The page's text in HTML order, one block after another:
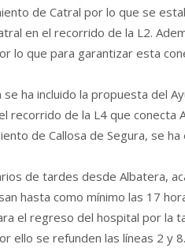
de Catral por lo que se
en el recorrido de la L2.
lo que para garantizar esta
se ha incluido la propuesta del
recorrido de la L4 que conecta
de Callosa de Segura, se
de tardes desde Albatera,
hasta como mínimo las 17
el regreso del hospital por la
ello se refunden las líneas 2 y 8.